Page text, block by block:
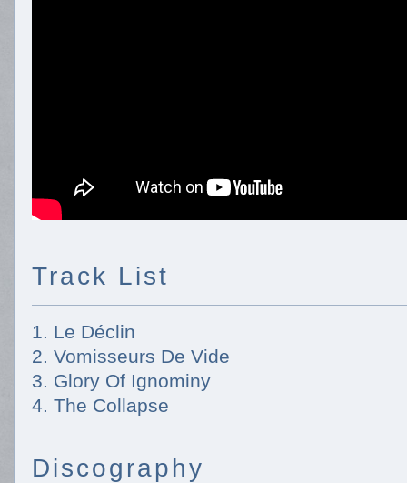
Track List
1. Le Déclin
2. Vomisseurs De Vide
3. Glory Of Ignominy
4. The Collapse
Discography